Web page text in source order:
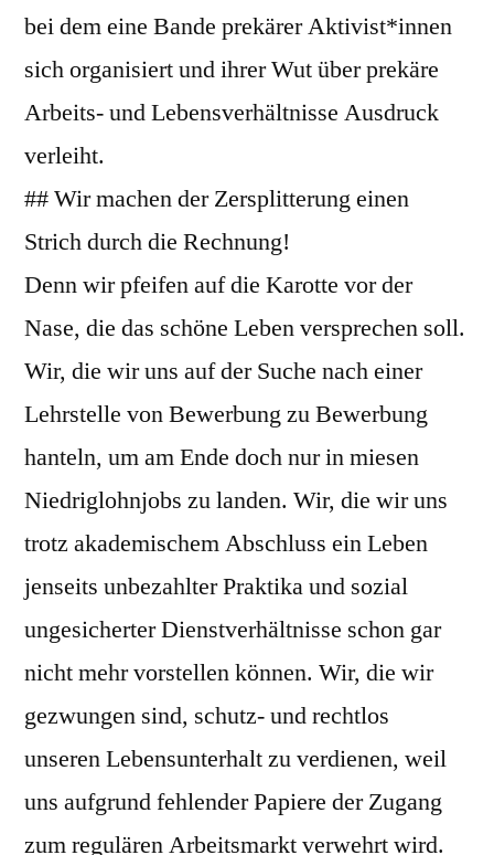
bei dem eine Bande prekärer Aktivist*innen
sich organisiert und ihrer Wut über prekäre
Arbeits- und Lebensverhältnisse Ausdruck
verleiht.
## Wir machen der Zersplitterung einen
Strich durch die Rechnung!
Denn wir pfeifen auf die Karotte vor der
Nase, die das schöne Leben versprechen soll.
Wir, die wir uns auf der Suche nach einer
Lehrstelle von Bewerbung zu Bewerbung
hanteln, um am Ende doch nur in miesen
Niedriglohnjobs zu landen. Wir, die wir uns
trotz akademischem Abschluss ein Leben
jenseits unbezahlter Praktika und sozial
ungesicherter Dienstverhältnisse schon gar
nicht mehr vorstellen können. Wir, die wir
gezwungen sind, schutz- und rechtlos
unseren Lebensunterhalt zu verdienen, weil
uns aufgrund fehlender Papiere der Zugang
zum regulären Arbeitsmarkt verwehrt wird.